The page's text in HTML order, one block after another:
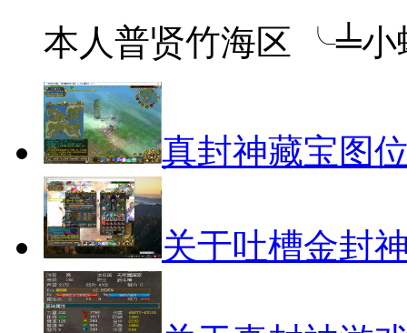
本人普贤竹海区 ╰╧小
真封神藏宝图
关于吐槽金封